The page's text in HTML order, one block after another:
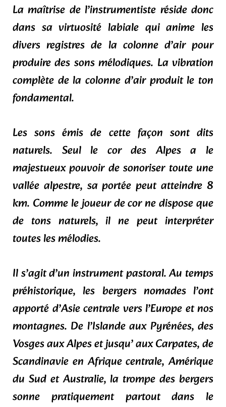
La maîtrise de l’instrumentiste réside donc
dans sa virtuosité labiale qui anime les
divers registres de la colonne d’air pour
produire des sons mélodiques. La vibration
complète de la colonne d’air produit le ton
fondamental.
Les sons émis de cette façon sont dits
naturels. Seul le cor des Alpes a le
majestueux pouvoir de sonoriser toute une
vallée alpestre, sa portée peut atteindre 8
km. Comme le joueur de cor ne dispose que
de tons naturels, il ne peut interpréter
toutes les mélodies.
Il s’agit d’un instrument pastoral. Au temps
préhistorique, les bergers nomades l’ont
apporté d’Asie centrale vers l’Europe et nos
montagnes. De l’Islande aux Pyrénées, des
Vosges aux Alpes et jusqu’ aux Carpates, de
Scandinavie en Afrique centrale, Amérique
du Sud et Australie, la trompe des bergers
sonne pratiquement partout dans le